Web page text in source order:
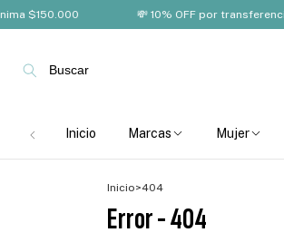
$150.000 💸 10% OFF por transferencia
Buscar
Inicio Marcas Mujer
Inicio>404
Error - 404